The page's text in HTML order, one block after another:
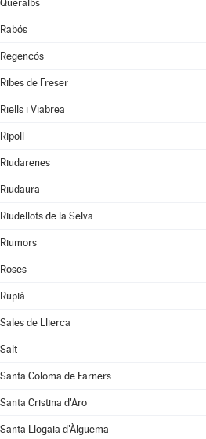
Queralbs
Rabós
Regencós
Ribes de Freser
Riells i Viabrea
Ripoll
Riudarenes
Riudaura
Riudellots de la Selva
Riumors
Roses
Rupià
Sales de Llierca
Salt
Santa Coloma de Farners
Santa Cristina d'Aro
Santa Llogaia d'Àlguema